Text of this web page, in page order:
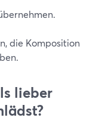
die Komposition
lieber